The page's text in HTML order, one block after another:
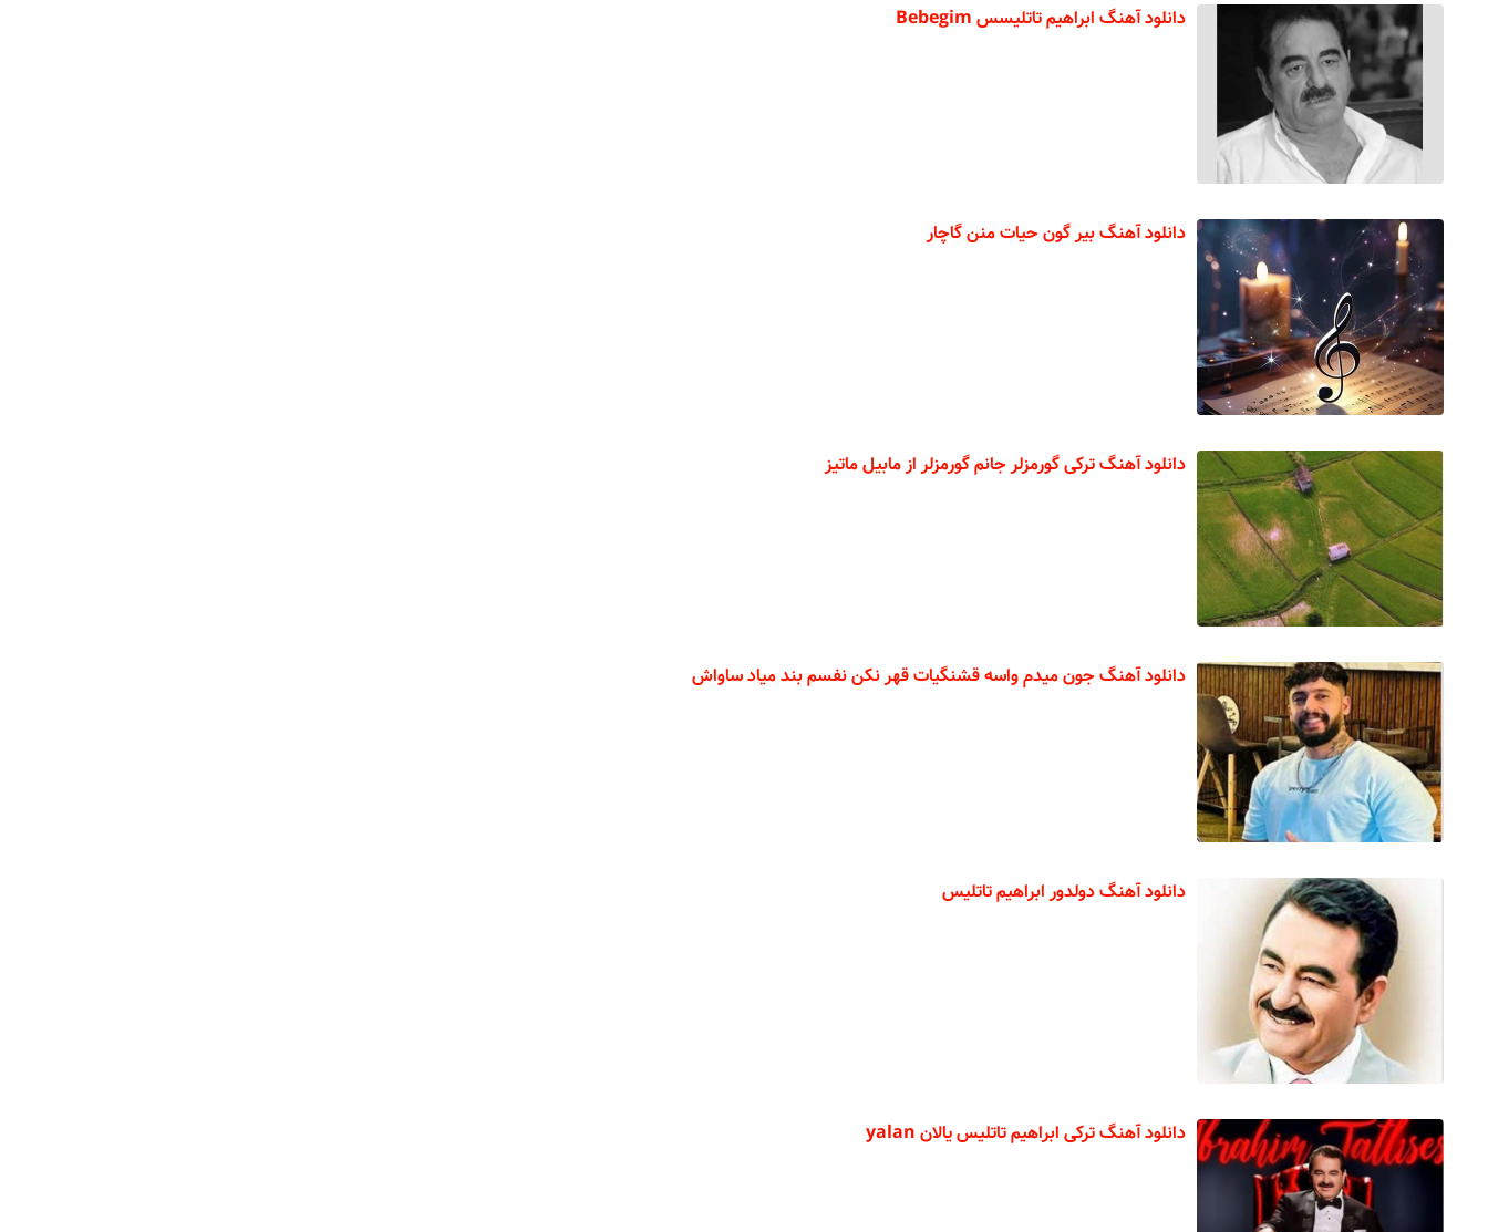
دانلود آهنگ ابراهیم تاتلیسس Bebegim
دانلود آهنگ بیر گون حیات منن گاچار
دانلود آهنگ ترکی گورمزلر جانم گورمزلر از مابیل ماتیز
دانلود آهنگ جون میدم واسه قشنگیات قهر نکن نفسم بند میاد ساواش
دانلود آهنگ دولدور ابراهیم تاتلیس
دانلود آهنگ ترکی ابراهیم تاتلیس یالان yalan